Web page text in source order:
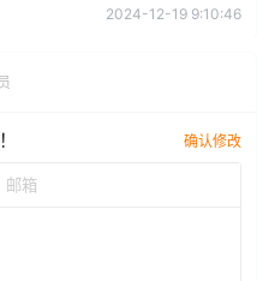
2024-12-19 9:10:46
确认修改